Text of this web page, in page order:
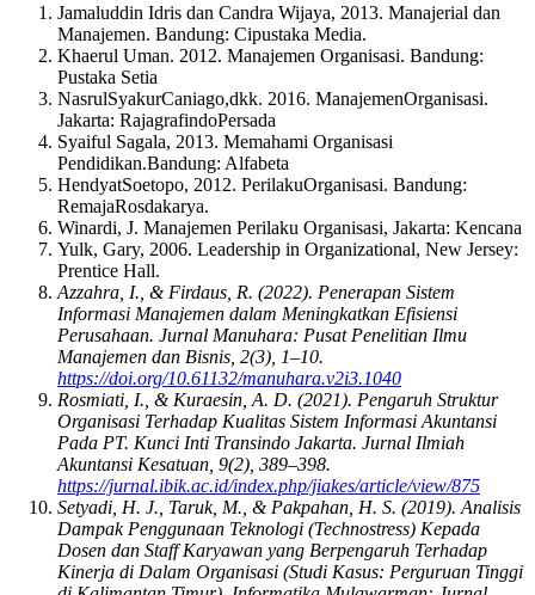
Jamaluddin Idris dan Candra Wijaya, 2013. Manajerial dan
Manajemen. Bandung: Cipustaka Media.
Khaerul Uman. 2012. Manajemen Organisasi. Bandung:
Pustaka Setia
NasrulSyakurCaniago,dkk. 2016. ManajemenOrganisasi.
Jakarta: RajagrafindoPersada
Syaiful Sagala, 2013. Memahami Organisasi
Pendidikan.Bandung: Alfabeta
HendyatSoetopo, 2012. PerilakuOrganisasi. Bandung:
RemajaRosdakarya.
Winardi, J. Manajemen Perilaku Organisasi, Jakarta: Kencana
Yulk, Gary, 2006. Leadership in Organizational, New Jersey:
Prentice Hall.
Azzahra, I., & Firdaus, R. (2022). Penerapan Sistem
Informasi Manajemen dalam Meningkatkan Efisiensi
Perusahaan. Jurnal Manuhara: Pusat Penelitian Ilmu
Manajemen dan Bisnis, 2(3), 1–10.
https://doi.org/10.61132/manuhara.v2i3.1040
Rosmiati, I., & Kuraesin, A. D. (2021). Pengaruh Struktur
Organisasi Terhadap Kualitas Sistem Informasi Akuntansi
Pada PT. Kunci Inti Transindo Jakarta. Jurnal Ilmiah
Akuntansi Kesatuan, 9(2), 389–398.
https://jurnal.ibik.ac.id/index.php/jiakes/article/view/875
Setyadi, H. J., Taruk, M., & Pakpahan, H. S. (2019). Analisis
Dampak Penggunaan Teknologi (Technostress) Kepada
Dosen dan Staff Karyawan yang Berpengaruh Terhadap
Kinerja di Dalam Organisasi (Studi Kasus: Perguruan Tinggi